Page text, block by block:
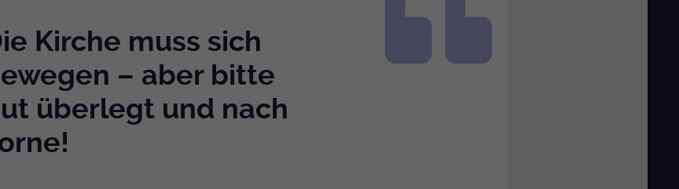
Kirche muss sich
– aber bitte
überlegt und nach